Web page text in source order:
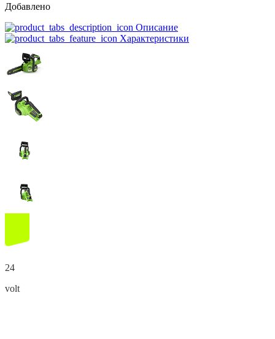
Добавлено
Описание
Характеристики
24
volt